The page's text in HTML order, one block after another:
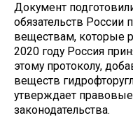
Документ
обязательств России
веществам, которые
2020 году Россия
этому протоколу,
веществ
утверждает
законодательства.